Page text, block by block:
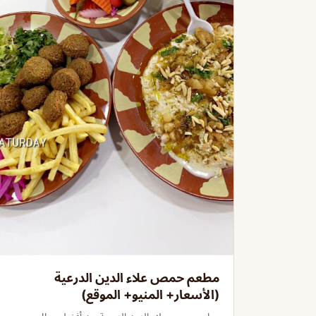
مطعم حمص علاء الدين الدرعية
(الأسعار+ المنيو+ الموقع)